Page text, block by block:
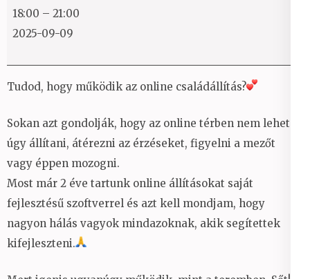
családállítás
saját
18:00 – 21:00
2025-09-09
Tudod, hogy működik az online családállítás?
Sokan azt gondolják, hogy az online térben nem lehet
úgy állítani, átérezni az érzéseket, figyelni a mezőt
vagy éppen mozogni.
Most már 2 éve tartunk online állításokat saját
fejlesztésű szoftverrel és azt kell mondjam, hogy
nagyon hálás vagyok mindazoknak, akik segítettek
kifejleszteni.